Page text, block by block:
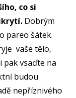
co si
Dobrým
pareo šátek.
vaše tělo,
pak vsaďte na
budou
nepříznivého